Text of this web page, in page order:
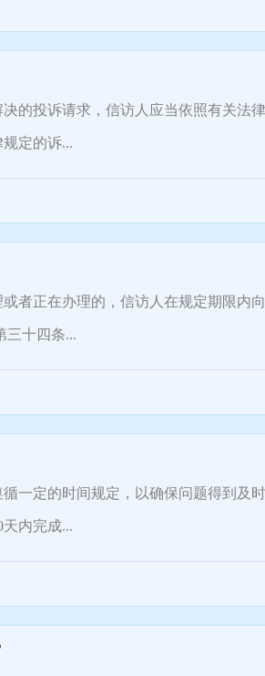
投诉请求，信访人应当依照有关法
定的诉...
正在办理的，信访人在规定期限内
十四条...
定的时间规定，以确保问题得到及
内完成...